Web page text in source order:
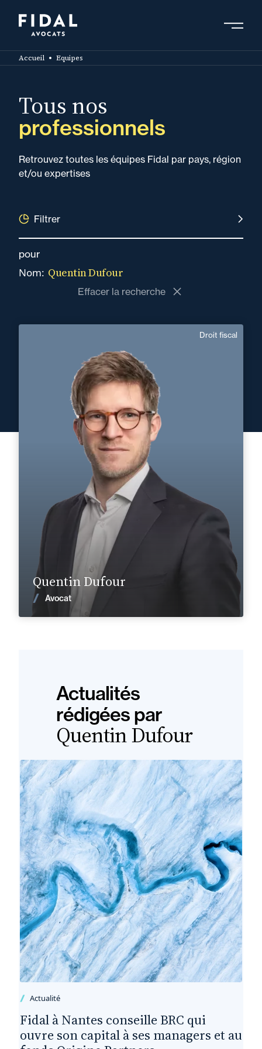
contenu
principal
Accueil Equipes
Tous nos
professionnels
Retrouvez toutes les équipes Fidal par pays, région
et/ou expertises
Filtrer
pour
Nom: Quentin Dufour
Effacer la recherche
Quentin Dufour
Avocat
Droit fiscal
Quentin Dufour
Langue(s) parlé(es) :
Français, Anglais
Domaine d’expertises :
+33 2 40 14 26 00
quentin.dufour@fidal.com
Actualités
rédigées par
Quentin Dufour
Actualité
Fidal à Nantes conseille BRC qui
ouvre son capital à ses managers et au